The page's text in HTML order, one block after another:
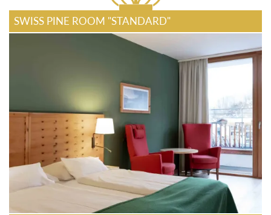
SWISS PINE ROOM "STANDARD"